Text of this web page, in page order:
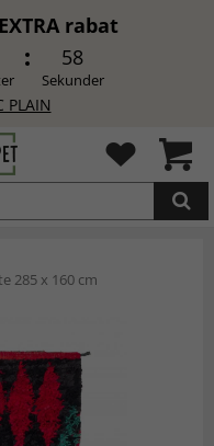
rabat
58
Sekunder
PLAIN
285 x 160 cm